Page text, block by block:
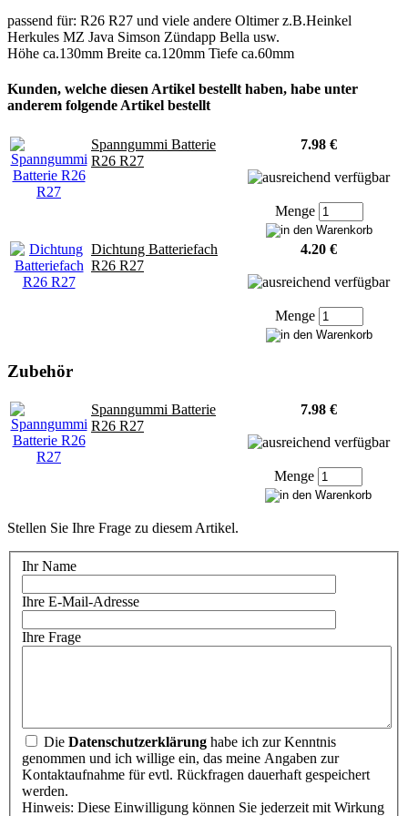
passend für: R26 R27 und viele andere Oltimer z.B.Heinkel
Herkules MZ Java Simson Zündapp Bella usw.
Höhe ca.130mm Breite ca.120mm Tiefe ca.60mm
Kunden, welche diesen Artikel bestellt haben, habe unter
anderem folgende Artikel bestellt
Spanngummi Batterie
R26 R27
7.98 €
Menge
Dichtung Batteriefach
R26 R27
4.20 €
Menge
Zubehör
Spanngummi Batterie
R26 R27
7.98 €
Menge
Stellen Sie Ihre Frage zu diesem Artikel.
Ihr Name
Ihre E-Mail-Adresse
Ihre Frage
Die Datenschutzerklärung habe ich zur Kenntnis
genommen und ich willige ein, das meine Angaben zur
Kontaktaufnahme für evtl. Rückfragen dauerhaft gespeichert
werden.
Hinweis: Diese Einwilligung können Sie jederzeit mit Wirkung